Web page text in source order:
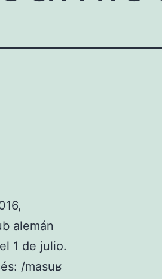
alemán
1 de julio.
/masuʁ